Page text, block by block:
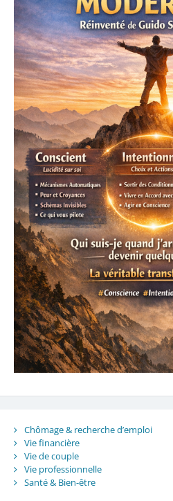
Chômage & recherche d’emploi
Vie financière
Vie de couple
Vie professionnelle
Santé & Bien-être